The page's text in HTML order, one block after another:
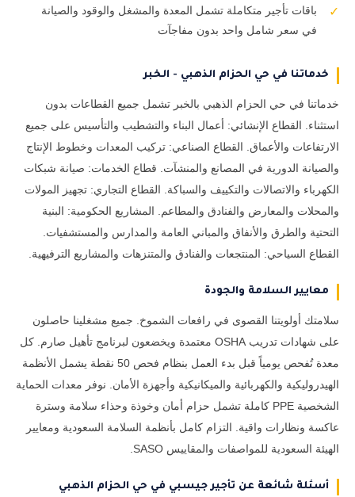
✓
باقات تأجير متكاملة تشمل المعدة والمشغل والوقود والصيانة
في سعر شامل واحد بدون مفاجآت
خدماتنا في حي الحزام الذهبي - الخبر
خدماتنا في حي الحزام الذهبي بالخبر تشمل جميع القطاعات بدون
استثناء. القطاع الإنشائي: أعمال البناء والتشطيب والتأسيس على جميع
الارتفاعات والأعماق. القطاع الصناعي: تركيب المعدات وخطوط الإنتاج
والصيانة الدورية في المصانع والمنشآت. قطاع الخدمات: صيانة شبكات
الكهرباء والاتصالات والتكييف والسباكة. القطاع التجاري: تجهيز المولات
والمحلات والمعارض والفنادق والمطاعم. المشاريع الحكومية: البنية
التحتية والطرق والأنفاق والمباني العامة والمدارس والمستشفيات.
القطاع السياحي: المنتجعات والفنادق والمتنزهات والمشاريع الترفيهية.
معايير السلامة والجودة
سلامتك أولويتنا القصوى في رافعات الشموخ. جميع مشغلينا حاصلون
على شهادات تدريب OSHA معتمدة ويخضعون لبرنامج تأهيل صارم. كل
معدة تُفحص يومياً قبل بدء العمل بنظام فحص 50 نقطة يشمل الأنظمة
الهيدروليكية والكهربائية والميكانيكية وأجهزة الأمان. نوفر معدات الحماية
الشخصية PPE كاملة تشمل حزام أمان وخوذة وحذاء سلامة وسترة
عاكسة ونظارات واقية. التزام كامل بأنظمة السلامة السعودية ومعايير
الهيئة السعودية للمواصفات والمقاييس SASO.
أسئلة شائعة عن تأجير جيسبي في حي الحزام الذهبي